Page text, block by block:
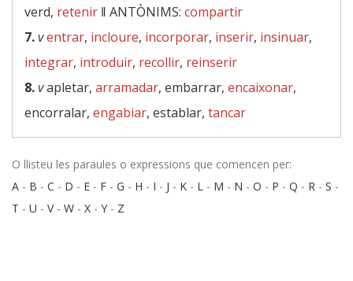
verd, retenir ‖ ANTÒNIMS: compartir
7.ventrar, incloure, incorporar, inserir, insinuar,
integrar, introduir, recollir, reinserir
8.vapletar, arramadar, embarrar, encaixonar,
encorralar, engabiar, establar, tancar
O llisteu les paraules o expressions que comencen per:
A - B - C - D - E - F - G - H - I - J - K - L - M - N - O - P - Q - R - S -
T - U - V- W - X - Y - Z